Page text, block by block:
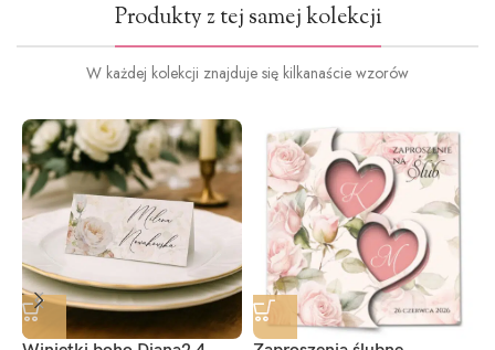
Produkty z tej samej kolekcji
W każdej kolekcji znajduje się kilkanaście wzorów